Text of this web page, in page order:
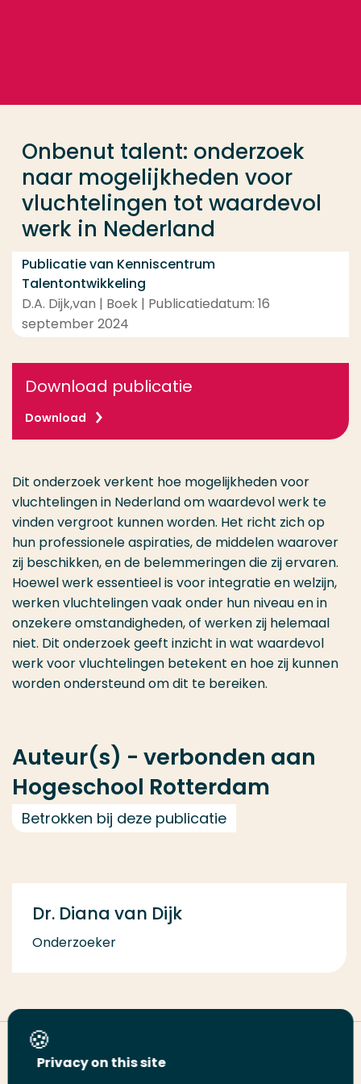
Onbenut talent: onderzoek
naar mogelijkheden voor
vluchtelingen tot waardevol
werk in Nederland
Publicatie van Kenniscentrum
Talentontwikkeling
D.A. Dijk,van | Boek | Publicatiedatum: 16
september 2024
Download publicatie
Download
Dit onderzoek verkent hoe mogelijkheden voor
vluchtelingen in Nederland om waardevol werk te
vinden vergroot kunnen worden. Het richt zich op
hun professionele aspiraties, de middelen waarover
zij beschikken, en de belemmeringen die zij ervaren.
Hoewel werk essentieel is voor integratie en welzijn,
werken vluchtelingen vaak onder hun niveau en in
onzekere omstandigheden, of werken zij helemaal
niet. Dit onderzoek geeft inzicht in wat waardevol
werk voor vluchtelingen betekent en hoe zij kunnen
worden ondersteund om dit te bereiken.
Auteur(s) - verbonden aan
Hogeschool Rotterdam
Betrokken bij deze publicatie
Dr. Diana van Dijk
Onderzoeker
Deel deze pagina
Opleiding
Contact
Privacy on this site